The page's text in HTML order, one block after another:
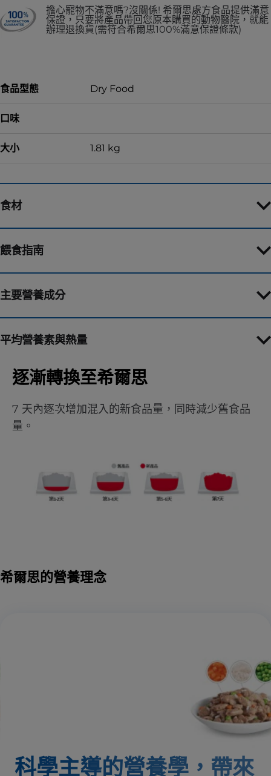
擔心寵物不滿意嗎?沒關係! 希爾思處方食品提供滿意
保證，只要將產品帶回您原本購買的動物醫院，就能
辦理退換貨(需符合希爾思100%滿意保證條款)
食品型態 Dry Food
口味
大小 1.81 kg
食材
餵食指南
主要營養成分
平均營養素與熱量
逐漸轉換至希爾思
7 天內逐次增加混入的新食品量，同時減少舊食品
量。
希爾思的營養理念
科學主導的營養學，帶來